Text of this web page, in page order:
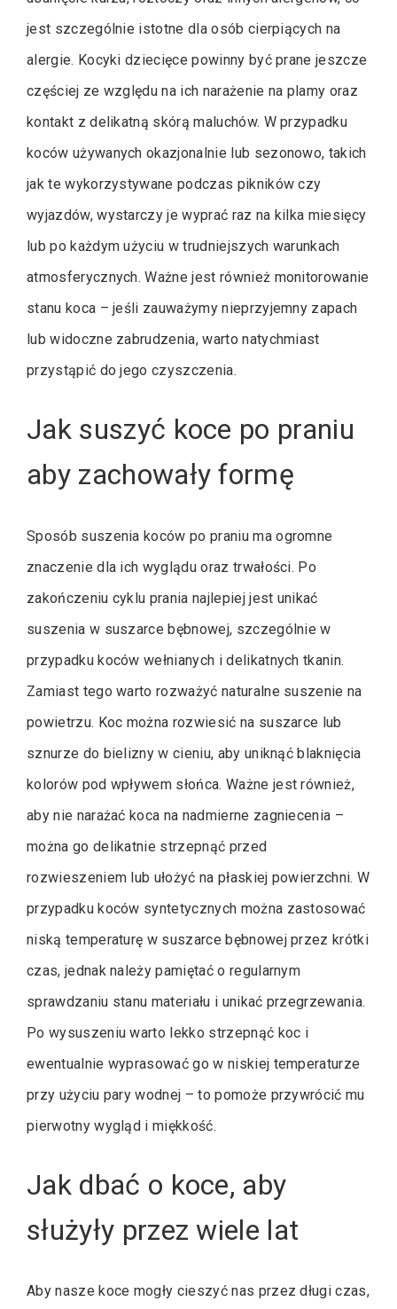
jest szczególnie istotne dla osób cierpiących na
alergie. Kocyki dziecięce powinny być prane jeszcze
częściej ze względu na ich narażenie na plamy oraz
kontakt z delikatną skórą maluchów. W przypadku
koców używanych okazjonalnie lub sezonowo, takich
jak te wykorzystywane podczas pikników czy
wyjazdów, wystarczy je wyprać raz na kilka miesięcy
lub po każdym użyciu w trudniejszych warunkach
atmosferycznych. Ważne jest również monitorowanie
stanu koca – jeśli zauważymy nieprzyjemny zapach
lub widoczne zabrudzenia, warto natychmiast
przystąpić do jego czyszczenia.
Jak suszyć koce po praniu
aby zachowały formę
Sposób suszenia koców po praniu ma ogromne
znaczenie dla ich wyglądu oraz trwałości. Po
zakończeniu cyklu prania najlepiej jest unikać
suszenia w suszarce bębnowej, szczególnie w
przypadku koców wełnianych i delikatnych tkanin.
Zamiast tego warto rozważyć naturalne suszenie na
powietrzu. Koc można rozwiesić na suszarce lub
sznurze do bielizny w cieniu, aby uniknąć blaknięcia
kolorów pod wpływem słońca. Ważne jest również,
aby nie narażać koca na nadmierne zagniecenia –
można go delikatnie strzepnąć przed
rozwieszeniem lub ułożyć na płaskiej powierzchni. W
przypadku koców syntetycznych można zastosować
niską temperaturę w suszarce bębnowej przez krótki
czas, jednak należy pamiętać o regularnym
sprawdzaniu stanu materiału i unikać przegrzewania.
Po wysuszeniu warto lekko strzepnąć koc i
ewentualnie wyprasować go w niskiej temperaturze
przy użyciu pary wodnej – to pomoże przywrócić mu
pierwotny wygląd i miękkość.
Jak dbać o koce, aby
służyły przez wiele lat
Aby nasze koce mogły cieszyć nas przez długi czas,